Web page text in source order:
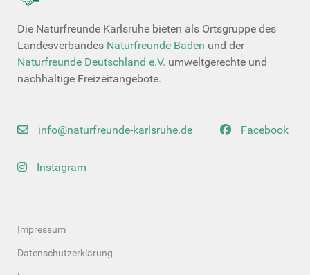
Die Naturfreunde Karlsruhe bieten als Ortsgruppe des
Landesverbandes Naturfreunde Baden und der
Naturfreunde Deutschland e.V. umweltgerechte und
nachhaltige Freizeitangebote.
info@naturfreunde-karlsruhe.de Facebook
Instagram
Impressum
Datenschutzerklärung